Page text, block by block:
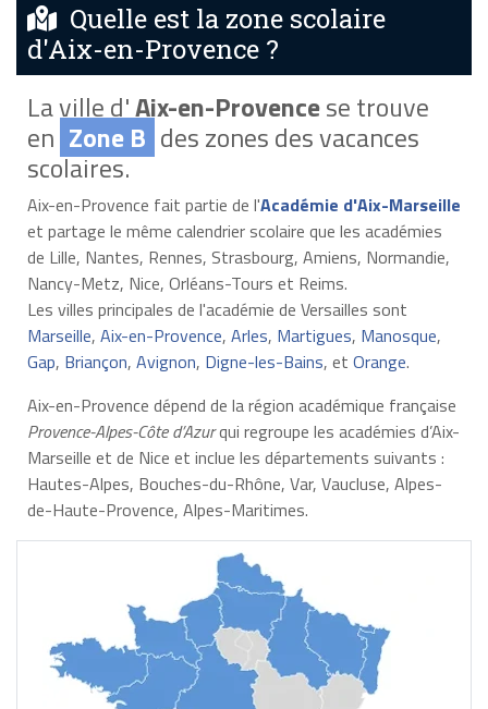
Quelle est la zone scolaire
d'Aix-en-Provence ?
La ville d'Aix-en-Provencese trouve
en Zone B des zones des vacances
scolaires.
Aix-en-Provence fait partie de l'Académie d'Aix-Marseille
et partage le même calendrier scolaire que les académies
de Lille, Nantes, Rennes, Strasbourg, Amiens, Normandie,
Nancy-Metz, Nice, Orléans-Tours et Reims.
Les villes principales de l'académie de Versailles sont
Marseille, Aix-en-Provence, Arles, Martigues, Manosque,
Gap, Briançon, Avignon, Digne-les-Bains, et Orange.
Aix-en-Provence dépend de la région académique française
Provence-Alpes-Côte d’Azurqui regroupe les académies d’Aix-
Marseille et de Nice et inclue les départements suivants :
Hautes-Alpes, Bouches-du-Rhône, Var, Vaucluse, Alpes-
de-Haute-Provence, Alpes-Maritimes.